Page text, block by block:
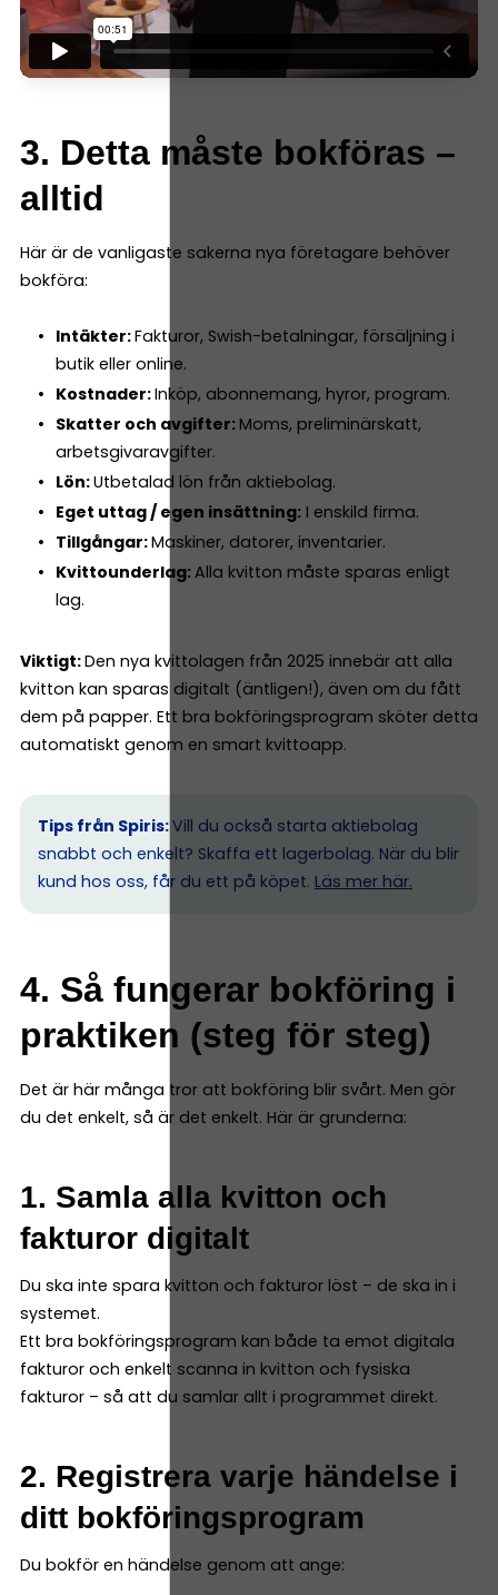
3. Detta måste bokföras –
alltid
Här är de vanligaste sakerna nya företagare behöver
bokföra:
Intäkter:Fakturor, Swish-betalningar, försäljning i
butik eller online.
Kostnader:Inköp, abonnemang, hyror, program.
Skatter och avgifter: Moms, preliminärskatt,
arbetsgivaravgifter.
Lön:Utbetalad lön från aktiebolag.
Eget uttag / egen insättning:I enskild firma.
Tillgångar:Maskiner, datorer, inventarier.
Kvittounderlag:Alla kvitton måste sparas enligt
lag.
Viktigt:Den nya kvittolagen från 2025 innebär att alla
kvitton kan sparas digitalt (äntligen!), även om du fått
dem på papper. Ett bra bokföringsprogram sköter detta
automatiskt genom en smart kvittoapp.
Tips från Spiris:Vill du också starta aktiebolag
snabbt och enkelt? Skaffa ett lagerbolag. När du blir
kund hos oss, får du ett på köpet. Läs mer här.
4. Så fungerar bokföring i
praktiken (steg för steg)
Det är här många tror att bokföring blir svårt. Men gör
du det enkelt, så är det enkelt. Här är grunderna:
1. Samla alla kvitton och
fakturor digitalt
Du ska inte spara kvitton och fakturor löst – de ska in i
systemet.
Ett bra bokföringsprogram kan både ta emot digitala
fakturor och enkelt scanna in kvitton och fysiska
fakturor – så att du samlar allt i programmet direkt.
2. Registrera varje händelse i
ditt bokföringsprogram
Du bokför en händelse genom att ange: